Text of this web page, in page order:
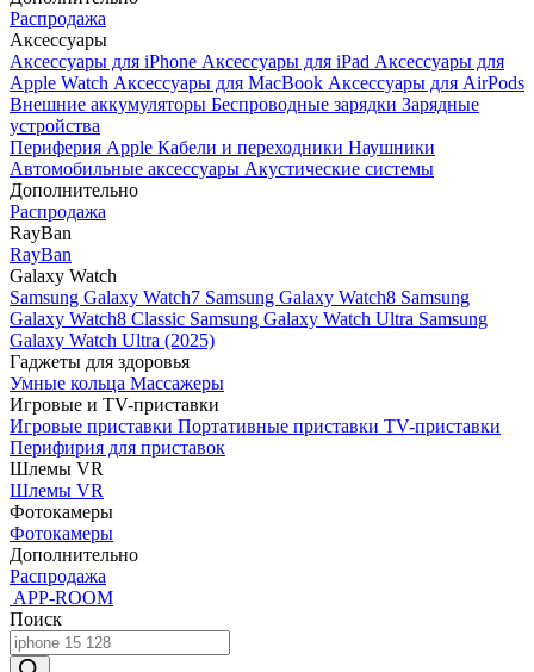
Распродажа
Аксессуары
Аксессуары для iPhone Аксессуары для iPad Аксессуары для
Apple Watch Аксессуары для MacBook Аксессуары для AirPods
Внешние аккумуляторы Беспроводные зарядки Зарядные
устройства
Периферия Apple Кабели и переходники Наушники
Автомобильные аксессуары Акустические системы
Дополнительно
Распродажа
RayBan
RayBan
Galaxy Watch
Samsung Galaxy Watch7 Samsung Galaxy Watch8 Samsung
Galaxy Watch8 Classic Samsung Galaxy Watch Ultra Samsung
Galaxy Watch Ultra (2025)
Гаджеты для здоровья
Умные кольца Массажеры
Игровые и TV-приставки
Игровые приставки Портативные приставки TV-приставки
Перифирия для приставок
Шлемы VR
Шлемы VR
Фотокамеры
Фотокамеры
Дополнительно
Распродажа
APP-ROOM
Поиск
Поиск
товаров